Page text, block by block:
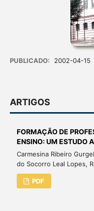
PUBLICADO: 2002-04-15
ARTIGOS
FORMAÇÃO DE
ENSINO: UM ESTUDO
Carmesina Ribeiro
do Socorro Leal Lopes,
PDF